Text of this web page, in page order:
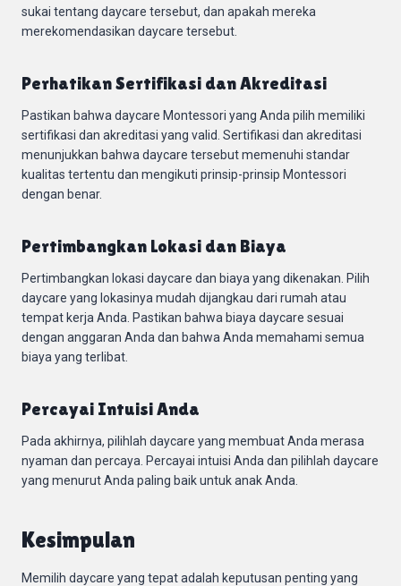
sukai tentang daycare tersebut, dan apakah mereka
merekomendasikan daycare tersebut.
Perhatikan Sertifikasi dan Akreditasi
Pastikan bahwa daycare Montessori yang Anda pilih memiliki
sertifikasi dan akreditasi yang valid. Sertifikasi dan akreditasi
menunjukkan bahwa daycare tersebut memenuhi standar
kualitas tertentu dan mengikuti prinsip-prinsip Montessori
dengan benar.
Pertimbangkan Lokasi dan Biaya
Pertimbangkan lokasi daycare dan biaya yang dikenakan. Pilih
daycare yang lokasinya mudah dijangkau dari rumah atau
tempat kerja Anda. Pastikan bahwa biaya daycare sesuai
dengan anggaran Anda dan bahwa Anda memahami semua
biaya yang terlibat.
Percayai Intuisi Anda
Pada akhirnya, pilihlah daycare yang membuat Anda merasa
nyaman dan percaya. Percayai intuisi Anda dan pilihlah daycare
yang menurut Anda paling baik untuk anak Anda.
Kesimpulan
Memilih daycare yang tepat adalah keputusan penting yang